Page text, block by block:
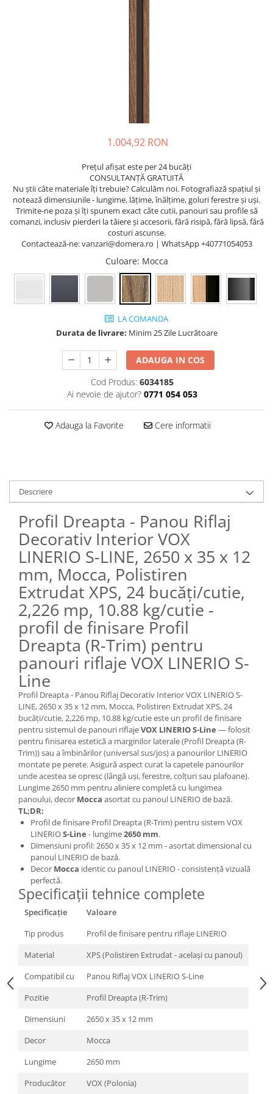
1.004,92 RON
Prețul afișat este per 24 bucăți
CONSULTANȚĂ GRATUITĂ
Nu știi câte materiale îți trebuie? Calculăm noi. Fotografiază spațiul și
notează dimensiunile - lungime, lățime, înălțime, goluri ferestre și uși.
Trimite-ne poza și îți spunem exact câte cutii, panouri sau profile să
comanzi, inclusiv pierderi la tăiere și accesorii, fără risipă, fără lipsă, fără
costuri ascunse.
Contactează-ne: vanzari@domera.ro | WhatsApp +40771054053
Culoare: Mocca
LA COMANDA
Durata de livrare: Minim 25 Zile Lucrătoare
ADAUGA IN COS
Cod Produs: 6034185
Ai nevoie de ajutor? 0771 054 053
Adauga la Favorite Cere informatii
Descriere
Profil Dreapta - Panou Riflaj
Decorativ Interior VOX
LINERIO S-LINE, 2650 x 35 x 12
mm, Mocca, Polistiren
Extrudat XPS, 24 bucăți/cutie,
2,226 mp, 10.88 kg/cutie -
profil de finisare Profil
Dreapta (R-Trim) pentru
panouri riflaje VOX LINERIO S-
Line
Profil Dreapta - Panou Riflaj Decorativ Interior VOX LINERIO S-
LINE, 2650 x 35 x 12 mm, Mocca, Polistiren Extrudat XPS, 24
bucăți/cutie, 2,226 mp, 10.88 kg/cutie este un profil de finisare
pentru sistemul de panouri riflajeVOX LINERIO S-Line — folosit
pentru finisarea estetică a marginilor laterale (Profil Dreapta (R-
Trim)) sau a îmbinărilor (universal sus/jos) a panourilor LINERIO
montate pe perete. Asigură aspect curat la capetele panourilor
unde acestea se opresc (lângă uși, ferestre, colțuri sau plafoane).
Lungime 2650 mm pentru aliniere completă cu lungimea
panoului, decor Mocca asortat cu panoul LINERIO de bază.
TL;DR:
Profil de finisare Profil Dreapta (R-Trim) pentru sistem VOX
LINERIOS-Line - lungime2650 mm.
Dimensiuni profil: 2650 x 35 x 12 mm - asortat dimensional cu
panoul LINERIO de bază.
Decor Mocca identic cu panoul LINERIO - consistență vizuală
perfectă.
Specificații tehnice complete
Specificație
Valoare
Tip produs
Profil de finisare pentru riflaje LINERIO
Material
XPS (Polistiren Extrudat - același cu panoul)
Compatibil cu
Panou Riflaj VOX LINERIO S-Line
Pozitie
Profil Dreapta (R-Trim)
Dimensiuni
2650 x 35 x 12 mm
Decor
Mocca
Lungime
2650 mm
Producător
VOX (Polonia)